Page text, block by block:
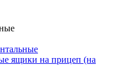
ящики на прицеп (на